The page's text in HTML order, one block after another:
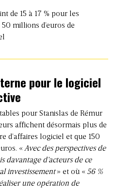
de 15 à 17 % pour les
millions d’euros de
pour le logiciel
pour Stanislas de Rémur
affichent désormais plus de
d’affaires logiciel et que 150
«Avec des perspectives de
davantage d’acteurs de ce
investissement» et où « 56 %
une opération de